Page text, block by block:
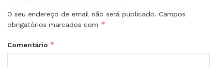
O seu endereço de email não será publicado. Campos
obrigatórios marcados com *
Comentário *